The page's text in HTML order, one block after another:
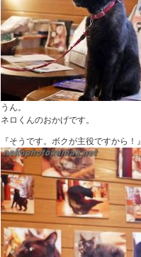
うん。
ネロくんのおかげです。
『そうです。ボクが主役ですから！』